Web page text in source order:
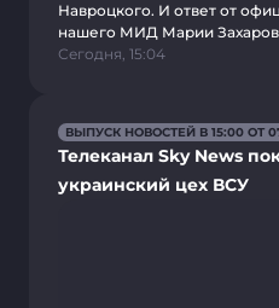
Навроцкого. И ответ от
нашего МИД Марии
Сегодня, 15:04
ВЫПУСК НОВОСТЕЙ В 15:00 ОТ
Телеканал Sky News
украинский цех ВСУ